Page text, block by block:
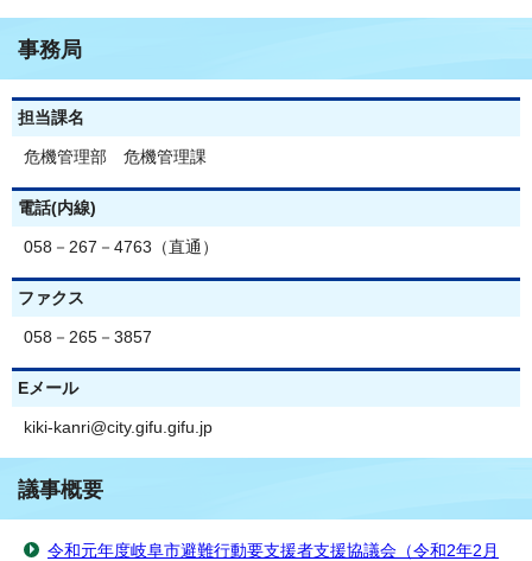
事務局
担当課名
危機管理部 危機管理課
電話(内線)
058－267－4763（直通）
ファクス
058－265－3857
Eメール
kiki-kanri@city.gifu.gifu.jp
議事概要
令和元年度岐阜市避難行動要支援者支援協議会（令和2年2月